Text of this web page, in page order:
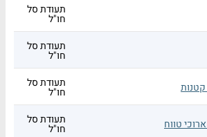
תעודת סל
חו"ל
תעודת סל
חו"ל
תעודת סל
חו"ל
טווח תעודת סל
חו"ל